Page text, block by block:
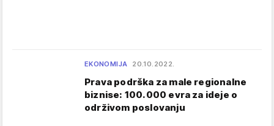
EKONOMIJA 20.10.2022.
Prava podrška za male regionalne
biznise: 100.000 evra za ideje o
održivom poslovanju